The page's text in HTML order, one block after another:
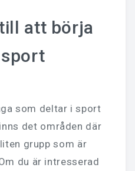
att börja
som deltar i sport
det områden där
grupp som är
du är intresserad